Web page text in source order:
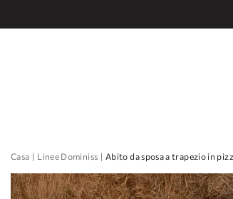
Casa Linee Dominiss Abito da sposa a trapezio in